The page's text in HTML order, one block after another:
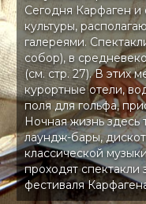
Сегодня Карфаген
культуры,
галереями.
собор), в
(см. стр. 27). В этих
курортные отели,
поля для гольфа,
Ночная жизнь
лаундж-бары,
классической
проходят
фестиваля